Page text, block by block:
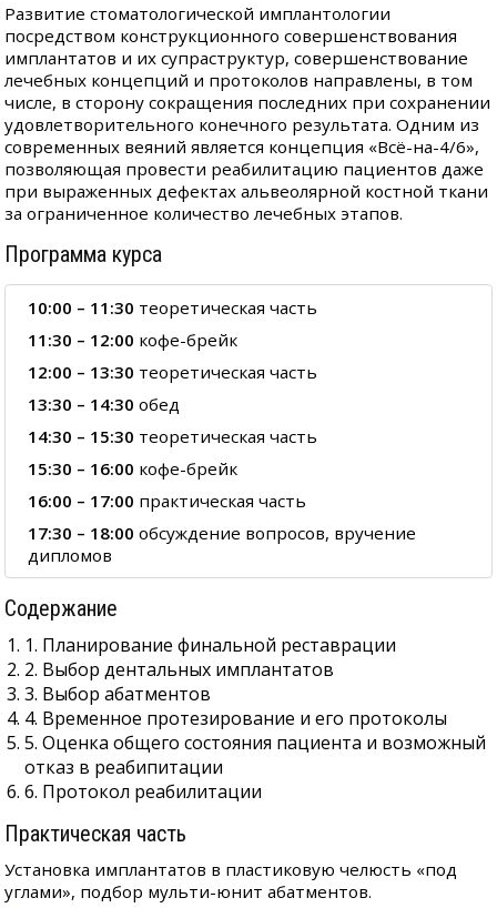
Развитие стоматологической имплантологии
посредством конструкционного совершенствования
имплантатов и их супраструктур, совершенствование
лечебных концепций и протоколов направлены, в том
числе, в сторону сокращения последних при сохранении
удовлетворительного конечного результата. Одним из
современных веяний является концепция «Всё-на-4/6»,
позволяющая провести реабилитацию пациентов даже
при выраженных дефектах альвеолярной костной ткани
за ограниченное количество лечебных этапов.
Программа курса
10:00 – 11:30 теоретическая часть
11:30 – 12:00 кофе-брейк
12:00 – 13:30 теоретическая часть
13:30 – 14:30 обед
14:30 – 15:30 теоретическая часть
15:30 – 16:00 кофе-брейк
16:00 – 17:00 практическая часть
17:30 – 18:00 обсуждение вопросов, вручение
дипломов
Содержание
1. Планирование финальной реставрации
2. Выбор дентальных имплантатов
3. Выбор абатментов
4. Временное протезирование и его протоколы
5. Оценка общего состояния пациента и возможный
отказ в реабипитации
6. Протокол реабилитации
Практическая часть
Установка имплантатов в пластиковую челюсть «под
углами», подбор мульти-юнит абатментов.